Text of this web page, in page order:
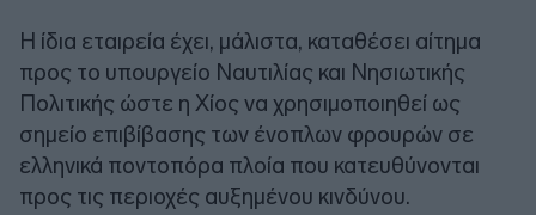
Η ίδια εταιρεία έχει, μάλιστα, καταθέσει αίτημα
προς το υπουργείο Ναυτιλίας και Νησιωτικής
Πολιτικής ώστε η Χίος να χρησιμοποιηθεί ως
σημείο επιβίβασης των ένοπλων φρουρών σε
ελληνικά ποντοπόρα πλοία που κατευθύνονται
προς τις περιοχές αυξημένου κινδύνου.